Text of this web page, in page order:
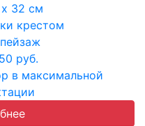
32 см
крестом
руб.
в максимальной